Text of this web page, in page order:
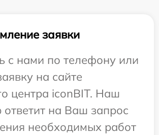
заявки
с нами по телефону или
на сайте
центра iconBIT. Наш
на Ваш запрос
необходимых работ